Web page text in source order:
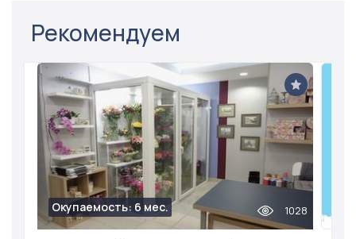
Рекомендуем
Окупаемость: 6 мес. 1028